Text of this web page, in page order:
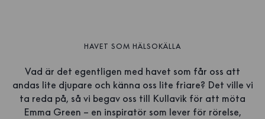
HAVET SOM HÄLSOKÄLLA
Vad är det egentligen med havet som får oss att
andas lite djupare och känna oss lite friare? Det ville vi
ta reda på, så vi begav oss till Kullavik för att möta
Emma Green – en inspiratör som lever för rörelse,